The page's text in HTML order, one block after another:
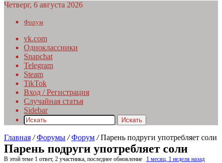
Четверг, 6 августа 2026
Форум
vk.com
Одноклассники
Snapchat
Telegram
Steam
TikTok
Вход / Регистрация
Случайная статья
Sidebar
Искать
Главная / Форумы / Форум / Парень подруги употребляет соли
Парень подруги употребляет соли
В этой теме 1 ответ, 2 участника, последнее обновление
1 месяц, 1 неделя назад